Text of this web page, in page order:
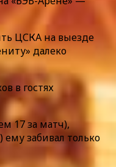
ЦСКА на выезде
далеко
в гостях
17 за матч),
забивал только